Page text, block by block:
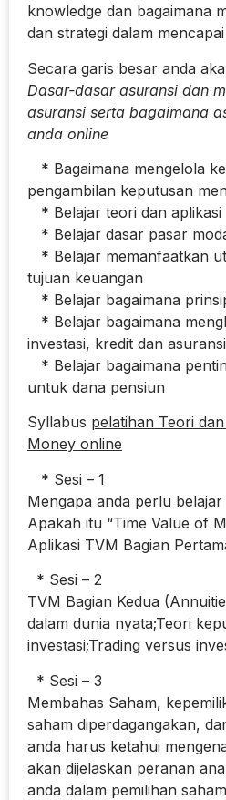
knowledge dan bagaimana
dan strategi dalam
Secara garis besar anda
Dasar-dasar asuransi dan
asuransi serta bagaimana
anda online
* Bagaimana mengelola
pengambilan keputusan
* Belajar teori dan
* Belajar dasar pasar
* Belajar memanfaatkan
tujuan keuangan
* Belajar bagaimana
* Belajar bagaimana
investasi, kredit dan asuransi
* Belajar bagaimana
untuk dana pensiun
Syllabus pelatihan Teori
Money online
* Sesi – 1
Mengapa anda perlu
Apakah itu “Time Value of
Aplikasi TVM Bagian
* Sesi – 2
TVM Bagian Kedua
dalam dunia nyata;Teori
investasi;Trading versus
* Sesi – 3
Membahas Saham,
saham diperdagangakan,
anda harus ketahui
akan dijelaskan peranan
anda dalam pemilihan